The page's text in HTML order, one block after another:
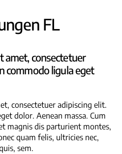
FL
amet, consectetuer
commodo ligula eget
consectetuer adipiscing elit.
dolor. Aenean massa. Cum
magnis dis parturient montes,
quam felis, ultricies nec,
sem.